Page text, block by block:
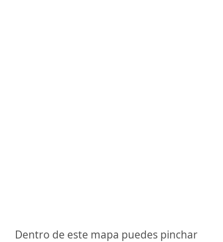
Dentro de este mapa puedes pinchar